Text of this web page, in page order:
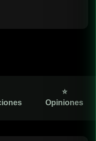
⭐
Opiniones